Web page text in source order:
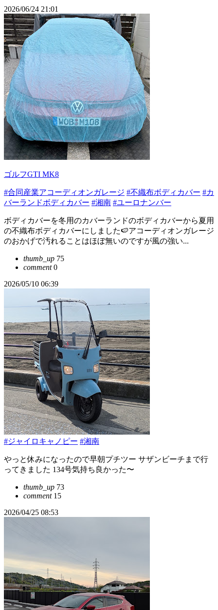
2026/06/24 21:01
ゴルフGTI MK8
#合同産業アコーディオンガレージ #不織布ボディカバー #カ
バーランドボディカバー #湘南 #ユーロナンバー
ボディカバーを冬用のカバーランドのボディカバーから夏用
の不織布ボディカバーにしました🍉アコーディオンガレージ
のおかげで汚れることはほぼ無いのですが風の強い...
thumb_up 75
comment0
2026/05/10 06:39
#ジャイロキャノピー #湘南
やっと休みになったので早朝プチツー サザンビーチまで行
ってきました 134号気持ち良かった〜
thumb_up 73
comment15
2026/04/25 08:53